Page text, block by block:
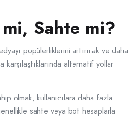
mi, Sahte mi?
popülerliklerini artırmak ve daha
karşılaştıklarında alternatif yollar
olmak, kullanıcılara daha fazla
sahte veya bot hesaplarla